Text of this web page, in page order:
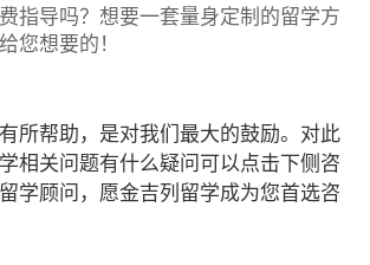
指导吗？想要一套量身定制的留学方
您想要的！
所帮助，是对我们最大的鼓励。对此
相关问题有什么疑问可以点击下侧咨
学顾问，愿金吉列留学成为您首选咨